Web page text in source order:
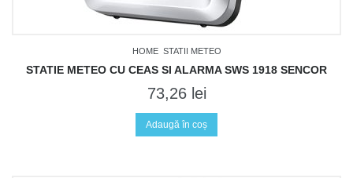
HOME STATII METEO
STATIE METEO CU CEAS SI ALARMA SWS 1918 SENCOR
73,26 lei
Adaugă în coș